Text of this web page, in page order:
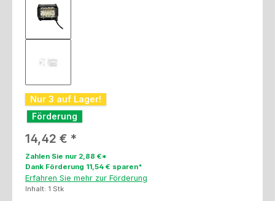
Nur 3 auf Lager!
Förderung
Regulärer Preis:
14,42 €
Zahlen Sie nur 2,88 €*
Dank Förderung 11,54 € sparen*
Erfahren Sie mehr zur Förderung
Inhalt: 1 Stk